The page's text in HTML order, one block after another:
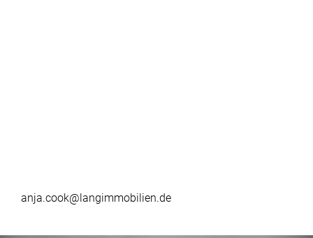
anja.cook@langimmobilien.de